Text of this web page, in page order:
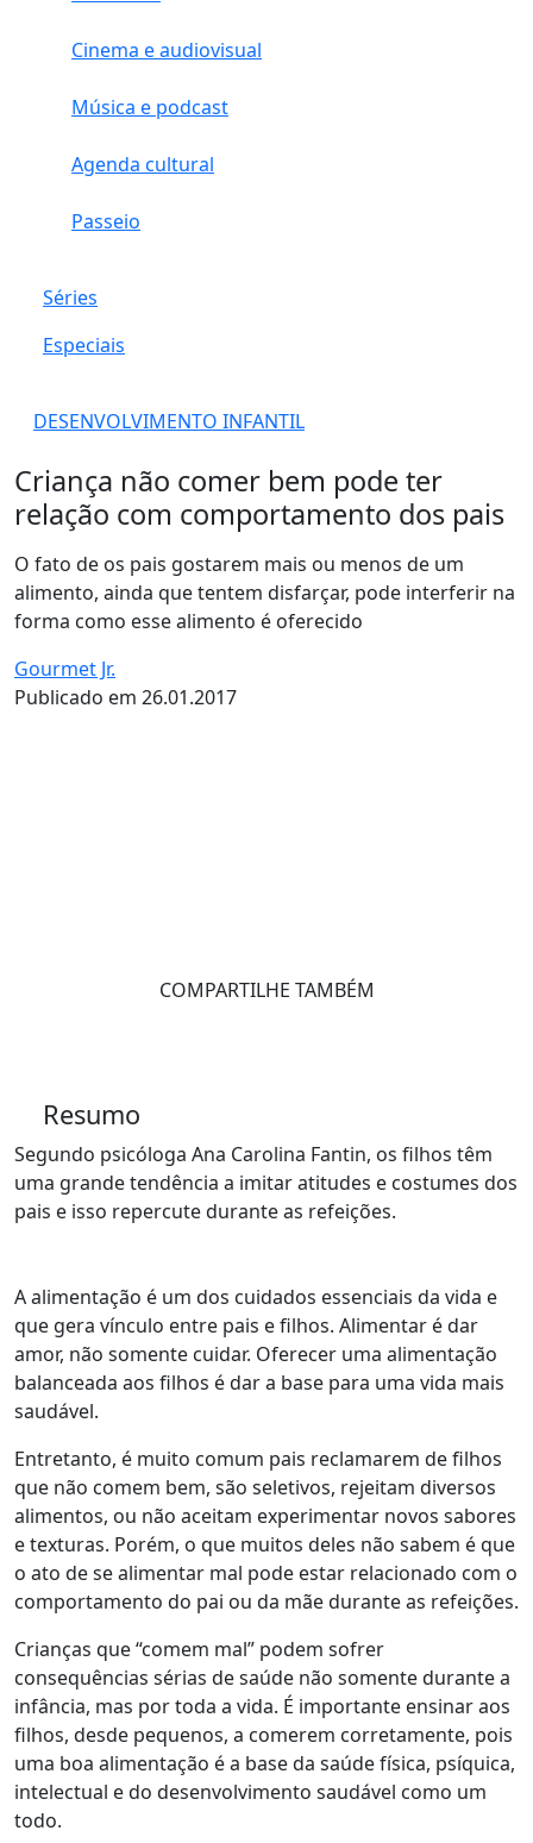
Cinema e audiovisual
Música e podcast
Agenda cultural
Passeio
Séries
Especiais
DESENVOLVIMENTO INFANTIL
Criança não comer bem pode ter
relação com comportamento dos pais
O fato de os pais gostarem mais ou menos de um
alimento, ainda que tentem disfarçar, pode interferir na
forma como esse alimento é oferecido
Gourmet Jr.
Publicado em 26.01.2017
COMPARTILHE TAMBÉM
Resumo
Segundo psicóloga Ana Carolina Fantin, os filhos têm
uma grande tendência a imitar atitudes e costumes dos
pais e isso repercute durante as refeições.
A alimentação é um dos cuidados essenciais da vida e
que gera vínculo entre pais e filhos. Alimentar é dar
amor, não somente cuidar. Oferecer uma alimentação
balanceada aos filhos é dar a base para uma vida mais
saudável.
Entretanto, é muito comum pais reclamarem de filhos
que não comem bem, são seletivos, rejeitam diversos
alimentos, ou não aceitam experimentar novos sabores
e texturas. Porém, o que muitos deles não sabem é que
o ato de se alimentar mal pode estar relacionado com o
comportamento do pai ou da mãe durante as refeições.
Crianças que “comem mal” podem sofrer
consequências sérias de saúde não somente durante a
infância, mas por toda a vida. É importante ensinar aos
filhos, desde pequenos, a comerem corretamente, pois
uma boa alimentação é a base da saúde física, psíquica,
intelectual e do desenvolvimento saudável como um
todo.